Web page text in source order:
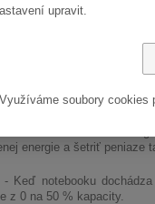
upravit.
Využíváme soubory cookies
- I maličkosti majú
Gold
- Produkty s
normou EPEAT. EPEAT
STAR®
- Šetrite
energie a šetriť peniaze
- Keď notebooku
z 0 na 50 % kapacity.